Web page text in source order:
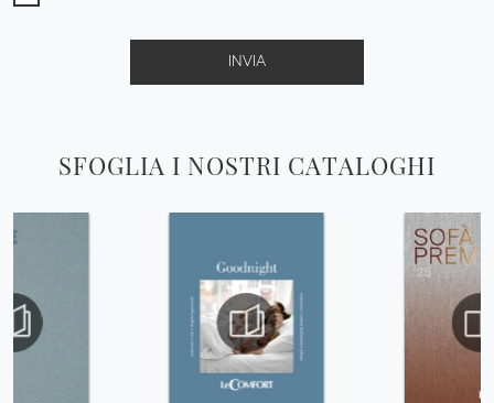
SFOGLIA I NOSTRI CATALOGHI
INVIA